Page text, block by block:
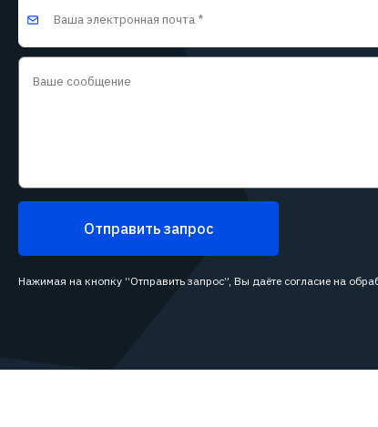
Отправить запрос
Нажимая на кнопку “Отправить запрос”, Вы даёте согласие на